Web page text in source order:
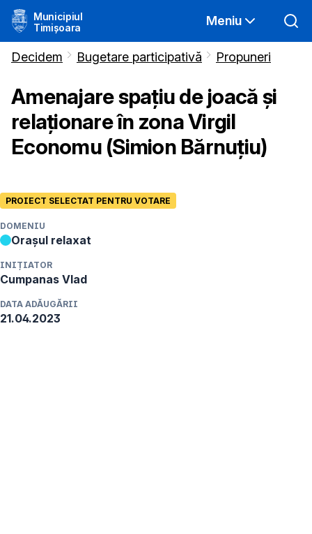
Municipiul
Timișoara
Meniu
Decidem Bugetare participativă Propuneri
Amenajare spațiu de joacă și
relaționare în zona Virgil
Economu (Simion Bărnuțiu)
PROIECT SELECTAT PENTRU VOTARE
DOMENIU
Orașul relaxat
INIȚIATOR
Cumpanas Vlad
DATA ADĂUGĂRII
21.04.2023